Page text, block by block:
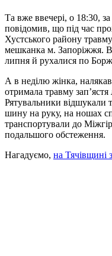
Та вже ввечері, о 18:30,
повідомив, що під час
Хустського району
мешканка м. Запоріжжя.
липня й рухалися по
А в неділю жінка,
отримала травму зап’ястя
Рятувальники відшукали
шину на руку, на ношах
транспортували до
подальшого обстеження.
Нагадуємо, на Тячівщині